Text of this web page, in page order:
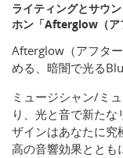
ライティングとサウ
ホン「Afterglow（ア
Afterglow（アフタ
める、暗闇で光る
ミュージシャン/ミ
り、光と音で新た
ザインはあなたに究
高の音響効果ととも